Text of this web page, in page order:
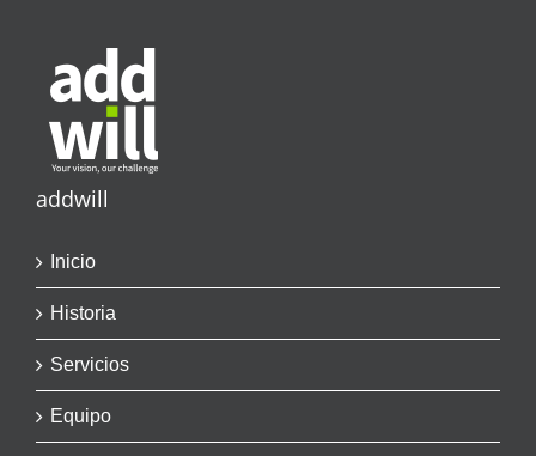
addwill
Inicio
Historia
Servicios
Equipo